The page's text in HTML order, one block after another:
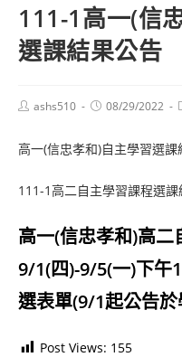
111-1高一(信
選課結果公告
Postashs510
Post08/29/2022
高一(信忠孝和)自主學習選課
111-1高二自主學習課程選課
高一(信忠孝和)高二
9/1(四)-9/5(一)下午
選表單(9/1起公告於
Post Views: 155